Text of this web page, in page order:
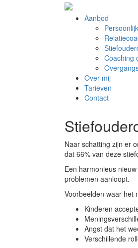
Aanbod
Coaching
Over mij
Tarieven
Contact
Naar schatting zijn er
dat 66% van deze
Een harmonieus
problemen aanloopt.
Voorbeelden waar het
Kinderen
Angst dat het
Verschillende